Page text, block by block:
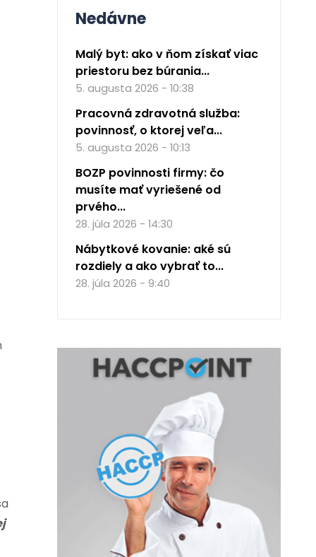
Nedávne
Malý byt: ako v ňom získať viac
priestoru bez búrania...
5. augusta 2026 - 10:38
Pracovná zdravotná služba:
povinnosť, o ktorej veľa...
5. augusta 2026 - 10:13
BOZP povinnosti firmy: čo
musíte mať vyriešené od
prvého...
28. júla 2026 - 14:30
Nábytkové kovanie: aké sú
rozdiely a ako vybrať to...
28. júla 2026 - 9:40